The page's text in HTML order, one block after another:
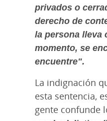
privados o
derecho de
la persona lleva
momento, se
encuentre".
La indignación
esta sentencia,
gente confunde